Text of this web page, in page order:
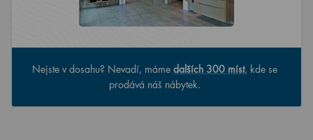
prodává náš nábytek.